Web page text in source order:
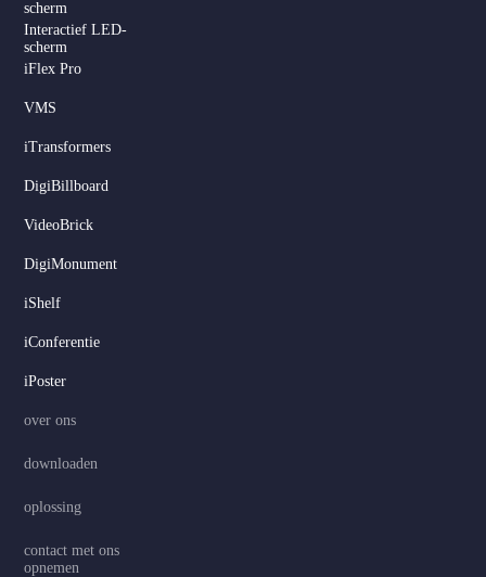
scherm
Interactief LED-
scherm
iFlex Pro
VMS
iTransformers
DigiBillboard
VideoBrick
DigiMonument
iShelf
iConferentie
iPoster
over ons
downloaden
oplossing
contact met ons
opnemen
Spanish
Hindi